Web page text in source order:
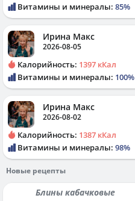
Витамины и минералы: 85%
Ирина Макс
2026-08-05
Калорийность: 1397 кКал
Витамины и минералы: 100%
Ирина Макс
2026-08-02
Калорийность: 1387 кКал
Витамины и минералы: 98%
Новые рецепты
Блины кабачковые